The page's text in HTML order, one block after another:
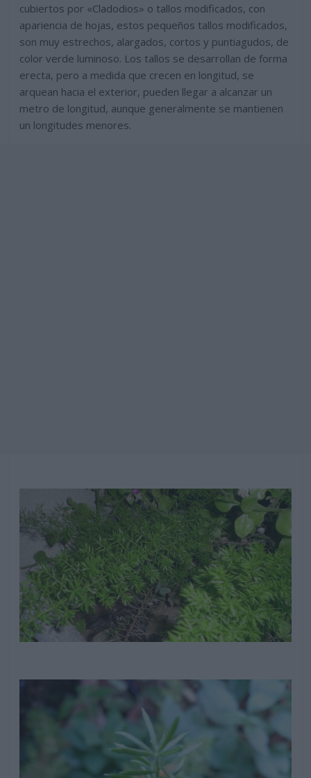
cubiertos por «Cladodios» o tallos modificados, con
apariencia de hojas, estos pequeños tallos modificados,
son muy estrechos, alargados, cortos y puntiagudos, de
color verde luminoso. Los tallos se desarrollan de forma
erecta, pero a medida que crecen en longitud, se
arquean hacia el exterior, pueden llegar a alcanzar un
metro de longitud, aunque generalmente se mantienen
un longitudes menores.